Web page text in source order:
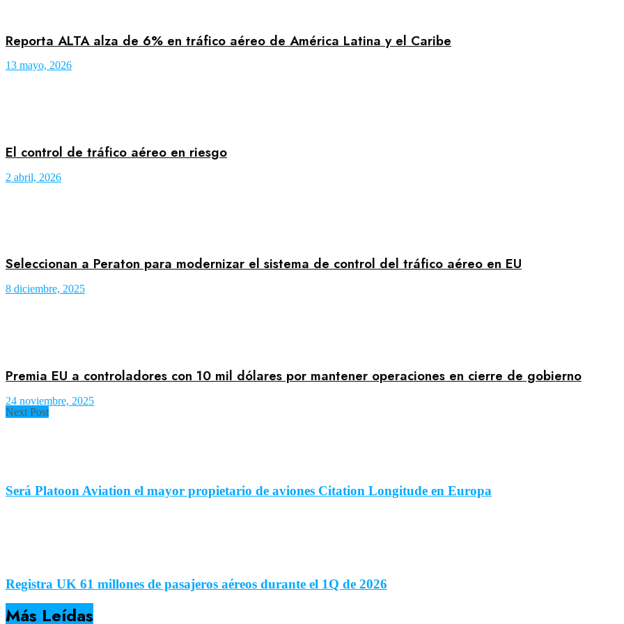
Reporta ALTA alza de 6% en tráfico aéreo de América Latina y el Caribe
13 mayo, 2026
El control de tráfico aéreo en riesgo
2 abril, 2026
Seleccionan a Peraton para modernizar el sistema de control del tráfico aéreo en EU
8 diciembre, 2025
Premia EU a controladores con 10 mil dólares por mantener operaciones en cierre de gobierno
24 noviembre, 2025
Next Post
Será Platoon Aviation el mayor propietario de aviones Citation Longitude en Europa
Registra UK 61 millones de pasajeros aéreos durante el 1Q de 2026
Más Leídas